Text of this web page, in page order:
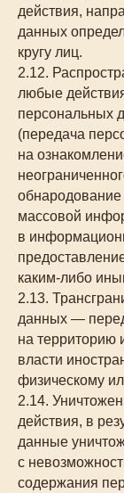
действия,
данных
кругу лиц.
2.12.
любые
персональных
(передача
на
массовой
в
каким-либо
2.13.
данных —
на территорию
власти
физическому
2.14.
действия, в
данные
с
содержания